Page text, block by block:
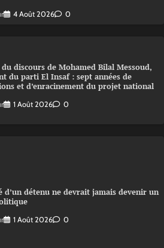
4 Août 2026 0
discours de Mohamed Bilal Messoud,
du parti El Insaf : sept années de
et d’enracinement du projet national
1 Août 2026 0
d’un détenu ne devrait jamais devenir un
1 Août 2026 0